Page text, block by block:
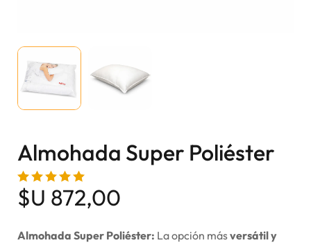
Almohada Super Poliéster
$U 872,00
Almohada Super Poliéster: La opción másversátil y